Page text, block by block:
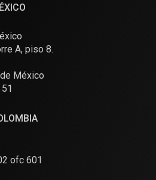
A, piso 8.
México
ofc 601